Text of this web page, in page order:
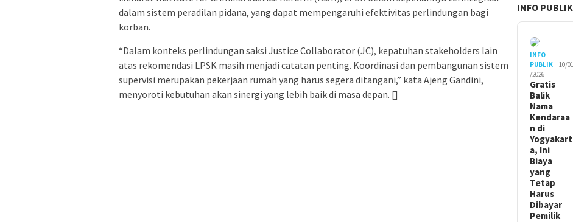
dalam sistem peradilan pidana, yang dapat mempengaruhi efektivitas perlindungan bagi
korban.
“Dalam konteks perlindungan saksi Justice Collaborator (JC), kepatuhan stakeholders lain
atas rekomendasi LPSK masih menjadi catatan penting. Koordinasi dan pembangunan sistem
supervisi merupakan pekerjaan rumah yang harus segera ditangani,” kata Ajeng Gandini,
menyoroti kebutuhan akan sinergi yang lebih baik di masa depan. []
INFO PUBLIK
INFO
PUBLIK
10/01
/2026
Gratis
Balik
Nama
Kendaraa
n di
Yogyakart
a, Ini
Biaya
yang
Tetap
Harus
Dibayar
Pemilik